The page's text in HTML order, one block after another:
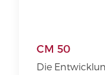
CM 50
Die